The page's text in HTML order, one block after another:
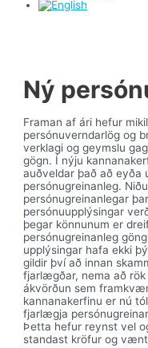
Ný
Framan af ári hefur
persónuverndarlög og
verklagi og geymslu
gögn. Í nýju
auðveldar það að eyða
persónugreinanleg.
persónugreinanlegar
persónuupplýsingar
þegar könnunum er
persónugreinanleg
upplýsingar hafa ekki
gildir því að innan
fjarlægðar, nema að
ákvörðun sem
kannanakerfinu er nú
fjarlægja
Þetta hefur reynst vel
standast kröfur og